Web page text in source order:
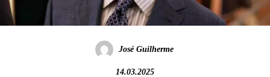
José Guilherme
14.03.2025